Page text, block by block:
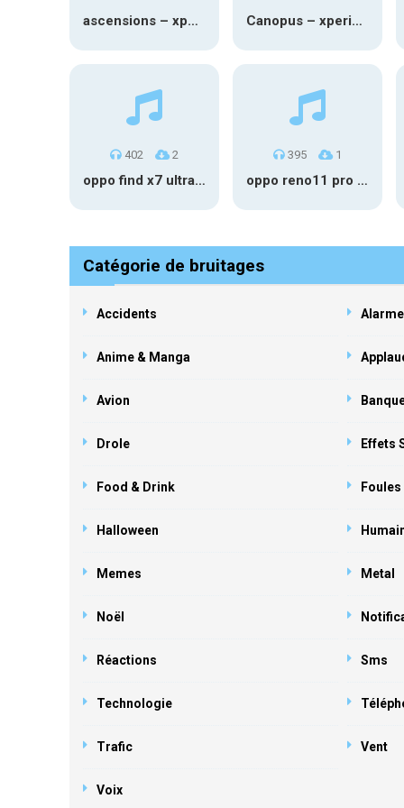
ascensions – xperia notification Canopus – xperia notification
402 2
oppo find x7 ultra notification
395 1
oppo reno11 pro notification
Catégorie de bruitages
Accidents Alarme
Anime & Manga
Avion
Drole Effets
Food & Drink Foules
Halloween
Memes Metal
Noël
Réactions Sms
Technologie
Trafic Vent
Voix